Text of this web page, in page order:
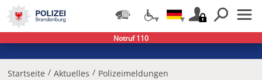
Startseite / Aktuelles / Polizeimeldungen
Notruf 110